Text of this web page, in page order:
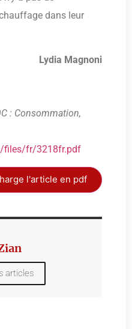
dans leur
Lydia Magnoni
: Consommation,
files/fr/3218fr.pdf
l'article en pdf
articles